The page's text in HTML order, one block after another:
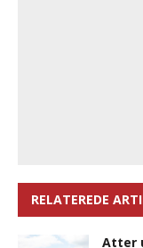
RELATEREDE
Atter